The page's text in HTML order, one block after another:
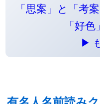
「思案」と「考案
「好
▶